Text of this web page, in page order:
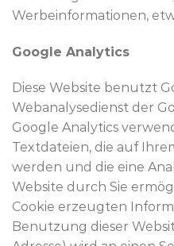
Werbeinformationen,
Google Analytics
Diese Website benutzt
Webanalysedienst der
Google Analytics
Textdateien, die auf
werden und die eine
Website durch Sie
Cookie erzeugten
Benutzung dieser